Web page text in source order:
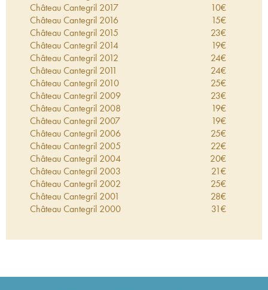
Château Cantegril 2017 10€
Château Cantegril 2016 15€
Château Cantegril 2015 23€
Château Cantegril 2014 19€
Château Cantegril 2012 24€
Château Cantegril 2011 24€
Château Cantegril 2010 25€
Château Cantegril 2009 23€
Château Cantegril 2008 19€
Château Cantegril 2007 19€
Château Cantegril 2006 25€
Château Cantegril 2005 22€
Château Cantegril 2004 20€
Château Cantegril 2003 21€
Château Cantegril 2002 25€
Château Cantegril 2001 28€
Château Cantegril 2000 31€